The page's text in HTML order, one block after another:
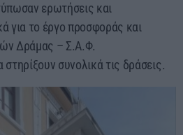
ερωτήσεις και
για το έργο προσφοράς και
Δράμας – Σ.Α.Φ.
συνολικά τις δράσεις.